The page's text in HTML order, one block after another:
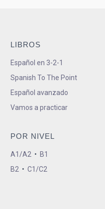
LIBROS
Español en 3-2-1
Spanish To The Point
Español avanzado
Vamos a practicar
POR NIVEL
A1/A2 • B1
B2 • C1/C2